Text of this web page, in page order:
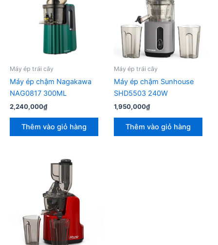
Máy ép trái cây
Máy ép chậm Nagakawa
NAG0817 300ML
2,240,000₫
Thêm vào giỏ hàng
Máy ép trái cây
Máy ép chậm Sunhouse
SHD5503 240W
1,950,000₫
Thêm vào giỏ hàng